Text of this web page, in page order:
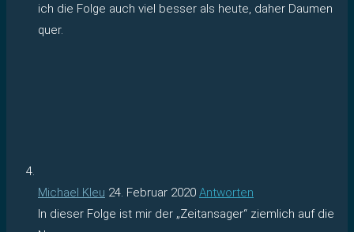
ich die Folge auch viel besser als heute, daher Daumen
quer.
Michael Kleu 24. Februar 2020 Antworten
In dieser Folge ist mir der „Zeitansager“ ziemlich auf die